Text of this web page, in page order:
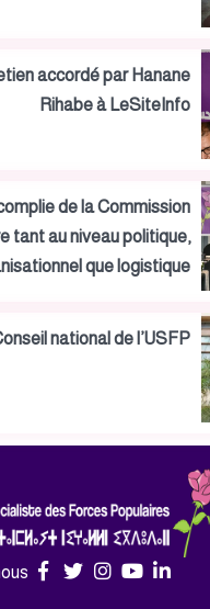
accordé par Hanane
Rihabe à LeSiteInfo
de la Commission
tant au niveau politique,
que logistique
national de l’USFP